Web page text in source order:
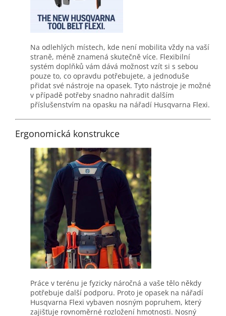
Na odlehlých místech, kde není mobilita vždy na vaší
straně, méně znamená skutečně více. Flexibilní
systém doplňků vám dává možnost vzít si s sebou
pouze to, co opravdu potřebujete, a jednoduše
přidat své nástroje na opasek. Tyto nástroje je možné
v případě potřeby snadno nahradit dalším
příslušenstvím na opasku na nářadí Husqvarna Flexi.
Ergonomická konstrukce
Práce v terénu je fyzicky náročná a vaše tělo někdy
potřebuje další podporu. Proto je opasek na nářadí
Husqvarna Flexi vybaven nosným popruhem, který
zajišťuje rovnoměrné rozložení hmotnosti. Nosný